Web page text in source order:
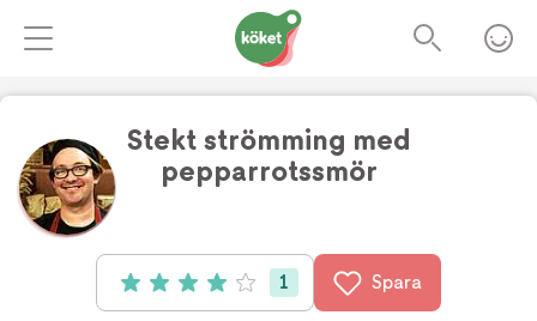
Stekt strömming med
pepparrotssmör
Betyg: 4 av 5 (1 röster)
1 Spara